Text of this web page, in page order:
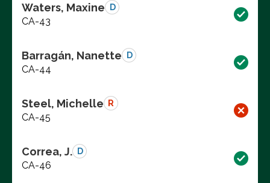
Waters, Maxine D
CA-43
Barragán, Nanette D
CA-44
Steel, Michelle R
CA-45
Correa, J. D
CA-46